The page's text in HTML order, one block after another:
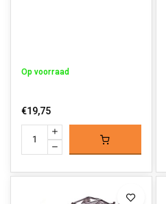
Op voorraad
€19,75